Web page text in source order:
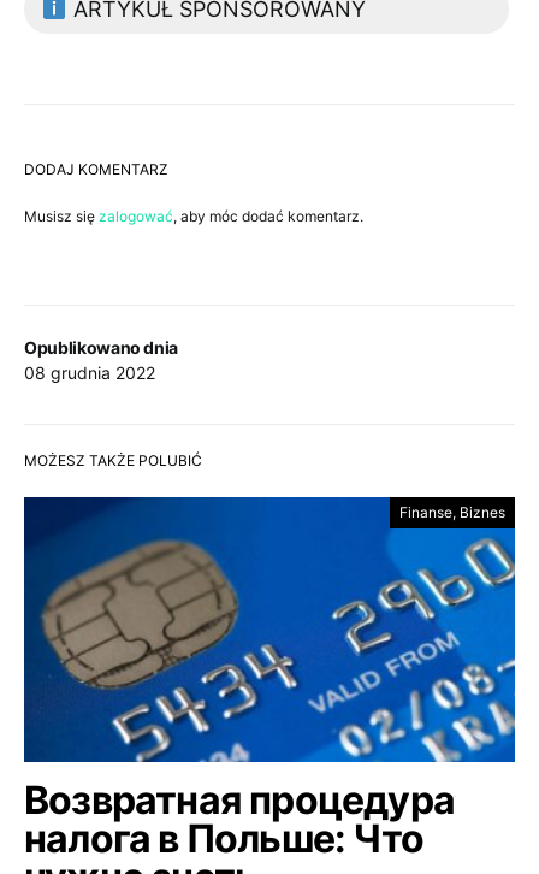
Opublikowano dnia
08 grudnia 2022
ARTYKUŁ SPONSOROWANY
DODAJ KOMENTARZ
Musisz się zalogować, aby móc dodać komentarz.
MOŻESZ TAKŻE POLUBIĆ
Finanse, Biznes
Возвратная процедура
налога в Польше: Что